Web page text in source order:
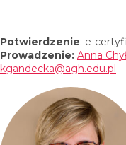
Potwierdzenie: e-
Prowadzenie: Anna
kgandecka@agh.edu.pl